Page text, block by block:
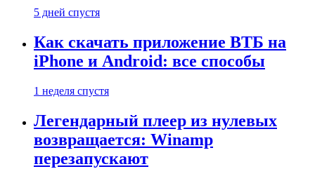
5 дней спустя
Как скачать приложение ВТБ на
iPhone и Android: все способы
1 неделя спустя
Легендарный плеер из нулевых
возвращается: Winamp
перезапускают